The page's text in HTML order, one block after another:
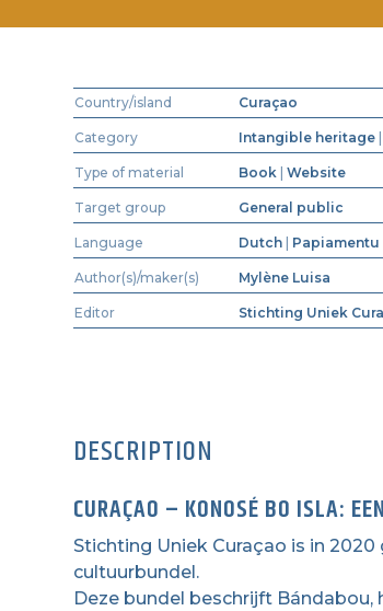
Country/island Curaçao
Category Intangible heritage
Type of material Book |Website
Target group General public
Language Dutch Papiamentu
Author(s)/maker(s) Mylène Luisa
Editor Stichting Uniek
DESCRIPTION
CURAÇAO – KONOSÉ BO ISLA:
Stichting Uniek Curaçao is in
cultuurbundel.
Deze bundel beschrijft